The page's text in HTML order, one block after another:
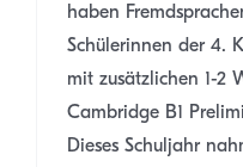
haben
Schülerinnen der 4.
mit zusätzlichen 1-2
Cambridge B1
Dieses Schuljahr